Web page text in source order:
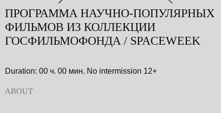
ПРОГРАММА НАУЧНО-ПОПУЛЯРНЫХ
ФИЛЬМОВ ИЗ КОЛЛЕКЦИИ
ГОСФИЛЬМОФОНДА / SPACEWEEK
Duration: 00 ч. 00 мин. No intermission 12+
ABOUT